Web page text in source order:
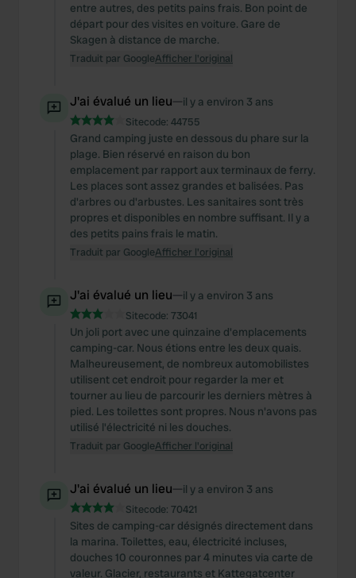
entre autres, des petits pains frais. Bon point de
départ pour des visites en voiture. Gare de
Skagen à distance de marche.
Traduit par GoogleAfficher l'original
J'ai évalué un lieu—il y a environ 3 ans
Sitecode: 44755
Grand camping juste en dessous du phare sur la
plage. Bien réservé en raison du bon
emplacement par rapport aux terminaux de ferry.
Les places sont assez grandes et balisées. Pas
d'arbres ou d'arbustes. Les sanitaires sont très
propres et disponibles en nombre suffisant. Il y a
des petits pains frais le matin.
Traduit par GoogleAfficher l'original
J'ai évalué un lieu—il y a environ 3 ans
Sitecode: 73041
Un joli port avec une quinzaine d'emplacements
camping-car. Nous étions entre les deux quais.
Malheureusement, de nombreux automobilistes
utilisent cet endroit pour regarder la mer et
tourner au lieu de parcourir les derniers mètres à
pied. Les toilettes sont propres. Nous n'avons pas
utilisé l'électricité ni les douches.
Traduit par GoogleAfficher l'original
J'ai évalué un lieu—il y a environ 3 ans
Sitecode: 70421
Sites de camping-car désignés directement dans
la marina. Toilettes, eau, électricité incluses,
douches 10 couronnes par 4 minutes via carte de
valeur. Glacier, restaurants et Kattegatcenter